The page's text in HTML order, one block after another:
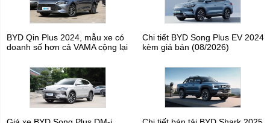
BYD Qin Plus 2024, mẫu xe có
doanh số hơn cả VAMA cộng lại
Chi tiết BYD Song Plus EV 2024
kèm giá bán (08/2026)